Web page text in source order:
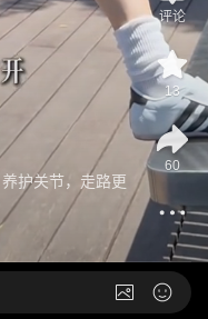
护关节，走路更
评论
13
60